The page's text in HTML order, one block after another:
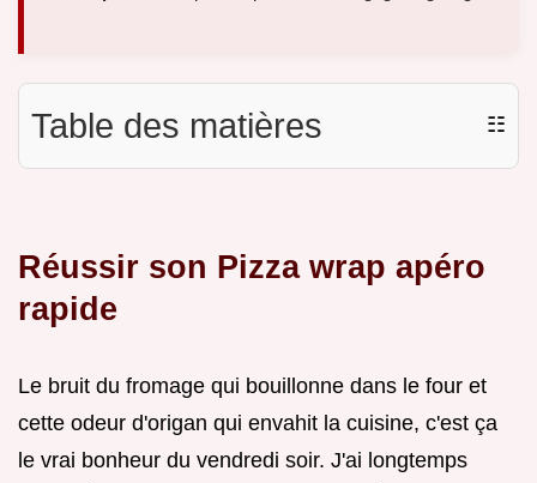
Table des matières ☷
Réussir son Pizza wrap apéro
rapide
Le bruit du fromage qui bouillonne dans le four et
cette odeur d'origan qui envahit la cuisine, c'est ça
le vrai bonheur du vendredi soir. J'ai longtemps